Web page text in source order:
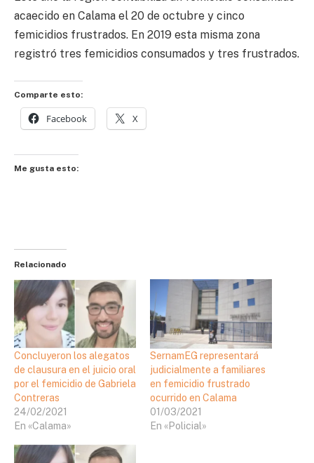
acaecido en Calama el 20 de octubre y cinco
femicidios frustrados. En 2019 esta misma zona
registró tres femicidios consumados y tres frustrados.
Comparte esto:
Facebook X
Me gusta esto:
Relacionado
Concluyeron los alegatos
de clausura en el juicio oral
por el femicidio de Gabriela
Contreras
24/02/2021
En «Calama»
SernamEG representará
judicialmente a familiares
en femicidio frustrado
ocurrido en Calama
01/03/2021
En «Policial»